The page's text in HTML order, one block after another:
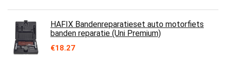
HAFIX Bandenreparatieset auto motorfiets
banden reparatie (Uni Premium)
€18.27